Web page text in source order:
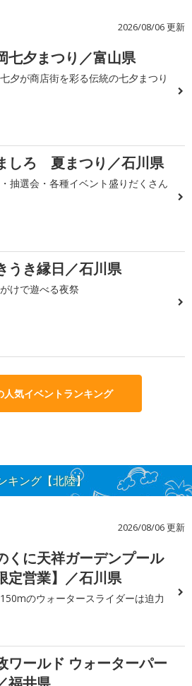
2026/08/06 更新
七夕まつり／富山県
夕が商店街を彩る伝統の七夕まつり
しろ 夏まつり／石川県
抽選会・各種イベント盛りだくさん
うき縁日／石川県
けで遊べる夜祭
人気イベントランキング
キング【北陸】
2026/08/06 更新
くに天祥ガーデンプール
定営業】／石川県
のウォータースライダーは迫力
ワールド ウォーターパー